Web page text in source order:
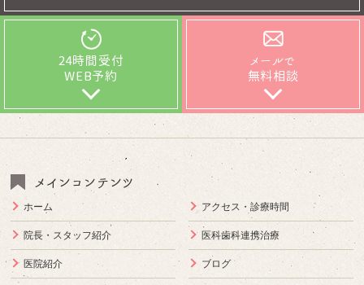
24時間受付
WEB予約
メールで
無料相談
メインコンテンツ
ホーム
院長・スタッフ紹介
医院紹介
アクセス・診療時間
医科歯科連携治療
ブログ